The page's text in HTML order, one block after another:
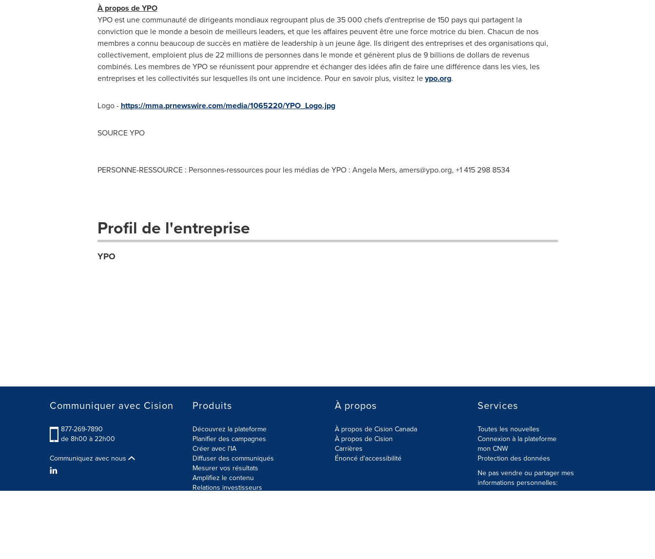
À propos de YPO
YPO est une communauté de dirigeants mondiaux regroupant plus de 35 000 chefs d'entreprise de 150 pays qui partagent la
conviction que le monde a besoin de meilleurs leaders, et que les affaires peuvent être une force motrice du bien. Chacun denos
membres a connu beaucoup de succès en matière de leadership à un jeune âge. Ils dirigent des entreprises et des organisations qui,
collectivement, emploient plus de 22 millions de personnes dans le monde et génèrent plus de 9 billions de dollars de revenus
combinés. Les membres de YPO se réunissent pour apprendre et échanger des idées afin de faire une différence dans les vies, les
entreprises et les collectivités sur lesquelles ils ont une incidence. Pour en savoir plus, visitez leypo.org.
Logo - https://mma.prnewswire.com/media/1065220/YPO_Logo.jpg
SOURCE YPO
PERSONNE-RESSOURCE : Personnes-ressources pour les médias de YPO : Angela Mers, amers@ypo.org, +1 415 298 8534
Profil de l'entreprise
YPO
Communiquer avec Cision
877-269-7890
de 8h00 à 22h00
Communiquez avec nous
Produits
Découvrez la plateforme
Planifier des campagnes
Créer avec l'IA
Diffuser des communiqués
Mesurer vos résultats
Amplifiez le contenu
Relations investisseurs
À propos
À propos de Cision Canada
À propos de Cision
Carrières
Énoncé d'accessibilité
Services
Toutes les nouvelles
Connexion à la plateforme
mon CNW
Protection des données
Ne pas vendre ou partager mes
informations personnelles: